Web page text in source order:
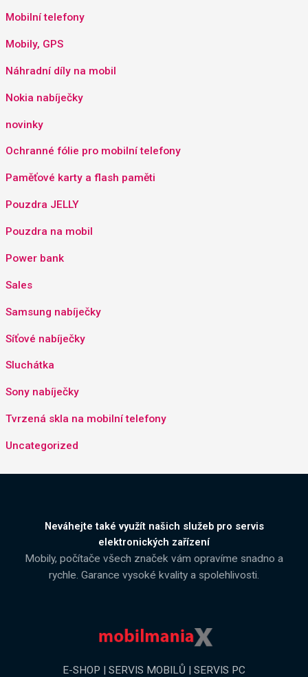
Mobilní telefony
Mobily, GPS
Náhradní díly na mobil
Nokia nabíječky
novinky
Ochranné fólie pro mobilní telefony
Paměťové karty a flash paměti
Pouzdra JELLY
Pouzdra na mobil
Power bank
Sales
Samsung nabíječky
Síťové nabíječky
Sluchátka
Sony nabíječky
Tvrzená skla na mobilní telefony
Uncategorized
Neváhejte také využít našich služeb pro servis
elektronických zařízení
Mobily, počítače všech značek vám opravíme snadno a
rychle. Garance vysoké kvality a spolehlivosti.
E-SHOP | SERVIS MOBILŮ | SERVIS PC